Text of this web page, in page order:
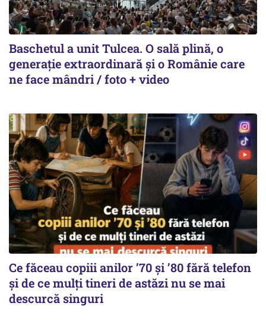
Baschetul a unit Tulcea. O sală plină, o
generație extraordinară și o Românie care
ne face mândri / foto + video
Ce făceau copiii anilor ’70 și ’80 fără telefon
și de ce mulți tineri de astăzi nu se mai
descurcă singuri